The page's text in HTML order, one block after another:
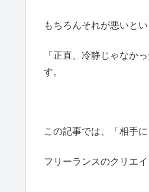
もちろんそれが悪いと
「正直、冷静じゃなか
す。
この記事では、「相手
フリーランスのクリエ